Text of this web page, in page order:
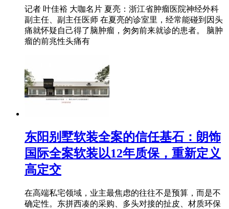
记者 叶佳裕 大咖名片 夏亮：浙江省肿瘤医院神经外科
副主任、副主任医师 在夏亮的诊室里，经常能碰到因头
痛就怀疑自己得了脑肿瘤，匆匆前来就诊的患者。 脑肿
瘤的前兆性头痛有
东阳别墅软装全案的信任基石：朗饰
国际全案软装以12年质保，重新定义
高定交
在高端私宅领域，业主最焦虑的往往不是预算，而是不
确定性。东拼西凑的采购、多头对接的扯皮、材质环保